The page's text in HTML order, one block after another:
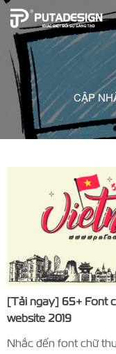
CẬP
[Tải ngay] 65+ Font
website 2019
Nhắc đến font chữ